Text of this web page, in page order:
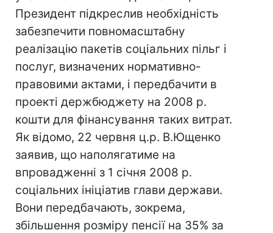
Президент підкреслив необхідність
забезпечити повномасштабну
реалізацію пакетів соціальних пільг і
послуг, визначених нормативно-
правовими актами, і передбачити в
проекті держбюджету на 2008 р.
кошти для фінансування таких витрат.
Як відомо, 22 червня ц.р. В.Ющенко
заявив, що наполягатиме на
впровадженні з 1 січня 2008 р.
соціальних ініціатив глави держави.
Вони передбачають, зокрема,
збільшення розміру пенсії на 35% за